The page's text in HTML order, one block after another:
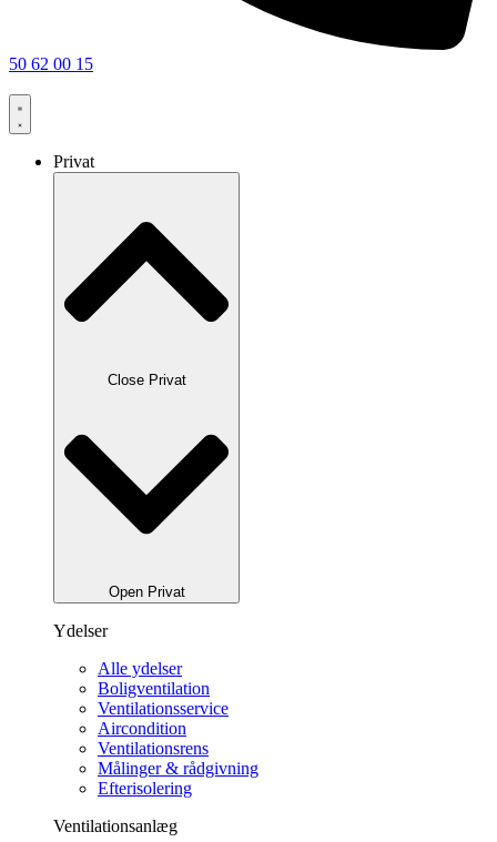
50 62 00 15
Privat
Close Privat
Open Privat
Ydelser
Alle ydelser
Boligventilation
Ventilationsservice
Aircondition
Ventilationsrens
Målinger & rådgivning
Efterisolering
Ventilationsanlæg